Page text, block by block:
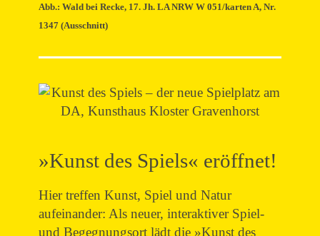
Abb.: Wald bei Recke, 17. Jh. LA NRW W 051/karten A, Nr.
1347 (Ausschnitt)
»Kunst des Spiels« eröffnet!
Hier treffen Kunst, Spiel und Natur
aufeinander: Als neuer, interaktiver Spiel-
und Begegnungsort lädt die »Kunst des